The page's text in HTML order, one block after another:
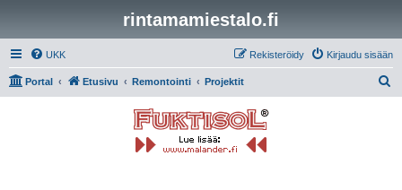
rintamamiestalo.fi
UKK Kirjaudu sisään
Rekisteröidy
Portal Etusivu Remontointi Projektit